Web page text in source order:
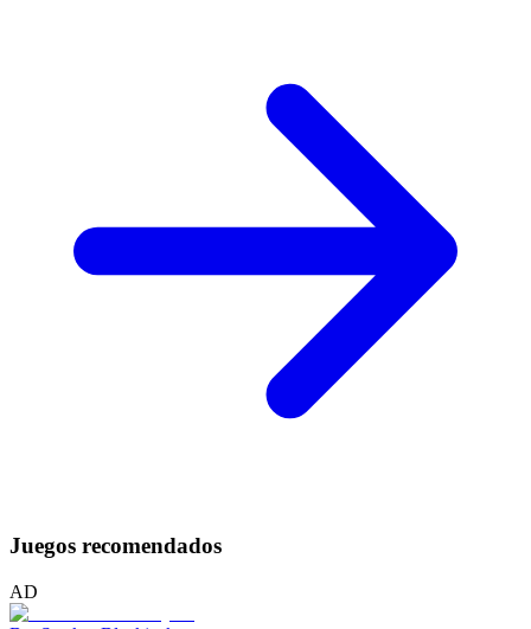
Juegos recomendados
AD